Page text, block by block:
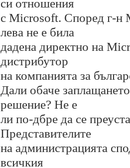
си отношения
с Microsoft. Според г-н
лева не е била
дадена директно на
дистрибутор
на компанията за
Дали обаче
решение? Не е
ли по-дбре да се
Представителите
на администрацията
всичкия